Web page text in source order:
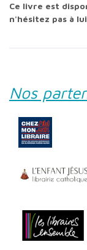
Ce livre est disponible chez votre libraire habituel,
n'hésitez pas à
Nos